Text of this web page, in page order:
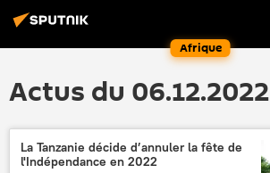
Afrique
Actus du 06.12.2022
La Tanzanie décide d’annuler la fête de
l'Indépendance en 2022